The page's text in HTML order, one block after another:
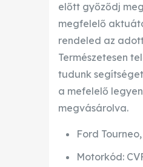
előtt győződj
megfelelő
rendeled az
Természetesen
tudunk
a mefelelő legyen
megvásárolva.
Ford
Motorkód: